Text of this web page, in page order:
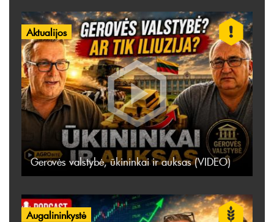
Aktualijos
Gerovės valstybė, ūkininkai ir auksas (VIDEO)
Augalininkystė